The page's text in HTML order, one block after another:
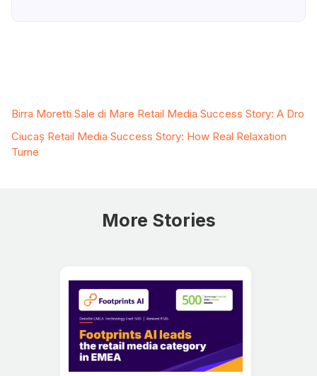
Birra Moretti Sale di Mare Retail Media Success Story: A Dro
Ciucaș Retail Media Success Story: How Real Relaxation
Turne
More Stories